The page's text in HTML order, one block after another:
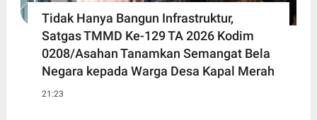
Tidak Hanya Bangun Infrastruktur,
Satgas TMMD Ke-129 TA 2026 Kodim
0208/Asahan Tanamkan Semangat Bela
Negara kepada Warga Desa Kapal Merah
21:23